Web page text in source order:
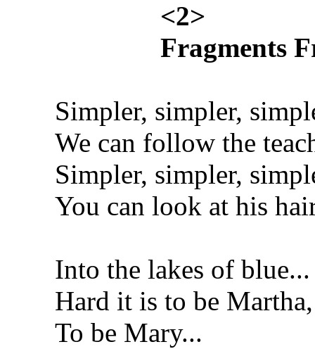
<2>
Fragments
Simpler, simpler,
We can follow the
Simpler, simpler,
You can look at his
Into the lakes of blue...
Hard it is to be Martha,
To be Mary...